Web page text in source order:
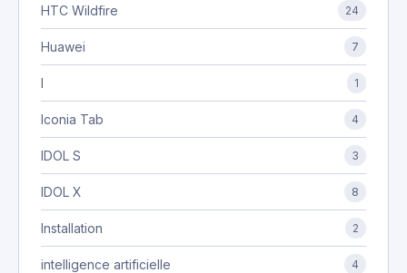
HTC Wildfire 24
Huawei 7
I 1
Iconia Tab 4
IDOL S 3
IDOL X 8
Installation 2
intelligence artificielle 4